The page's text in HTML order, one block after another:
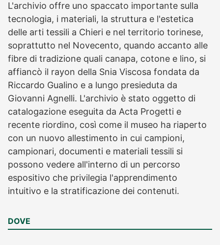
L'archivio offre uno spaccato importante sulla
tecnologia, i materiali, la struttura e l'estetica
delle arti tessili a Chieri e nel territorio torinese,
soprattutto nel Novecento, quando accanto alle
fibre di tradizione quali canapa, cotone e lino, si
affiancò il rayon della Snia Viscosa fondata da
Riccardo Gualino e a lungo presieduta da
Giovanni Agnelli. L'archivio è stato oggetto di
catalogazione eseguita da Acta Progetti e
recente riordino, così come il museo ha riaperto
con un nuovo allestimento in cui campioni,
campionari, documenti e materiali tessili si
possono vedere all'interno di un percorso
espositivo che privilegia l'apprendimento
intuitivo e la stratificazione dei contenuti.
DOVE